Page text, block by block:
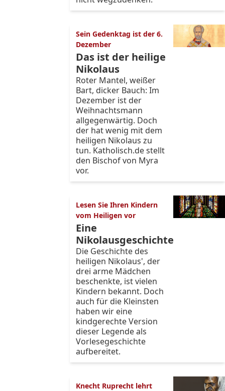
Sein Gedenktag ist der 6.
Dezember
Das ist der heilige
Nikolaus
Roter Mantel, weißer
Bart, dicker Bauch: Im
Dezember ist der
Weihnachtsmann
allgegenwärtig. Doch
der hat wenig mit dem
heiligen Nikolaus zu
tun. Katholisch.de stellt
den Bischof von Myra
vor.
Lesen Sie Ihren Kindern
vom Heiligen vor
Eine
Nikolausgeschichte
Die Geschichte des
heiligen Nikolaus', der
drei arme Mädchen
beschenkte, ist vielen
Kindern bekannt. Doch
auch für die Kleinsten
haben wir eine
kindgerechte Version
dieser Legende als
Vorlesegeschichte
aufbereitet.
Knecht Ruprecht lehrt